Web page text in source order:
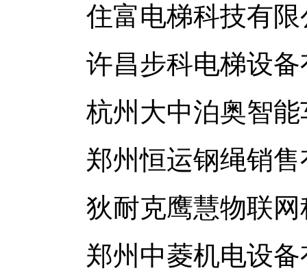
住富电梯科技有限
许昌步科电梯设备
杭州大中泊奥智能
郑州恒运钢绳销售
狄耐克鹰慧物联网
郑州中菱机电设备